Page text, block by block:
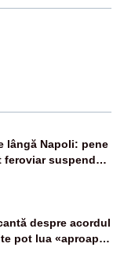
lângă Napoli: pene
feroviar suspendat
despre acordul
pot lua «aproape